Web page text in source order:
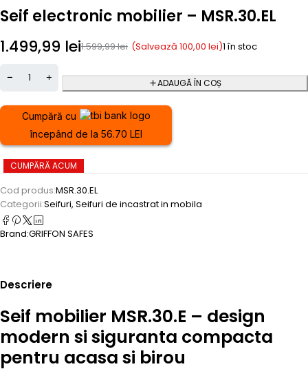
Seif electronic mobilier – MSR.30.EL
1.599,99lei
1.499,99 lei (Salvează 100,00 lei)1 în stoc
ADAUGĂ ÎN COȘ
Cumpără cu
începând de la 56.70 LEI
CUMPĂRĂ ACUM
Cod produs:MSR.30.EL
Categorii:Seifuri, Seifuri de incastrat in mobila
Brand:GRIFFON SAFES
Descriere
Seif mobilier MSR.30.E – design
modern si siguranta compacta
pentru acasa si birou